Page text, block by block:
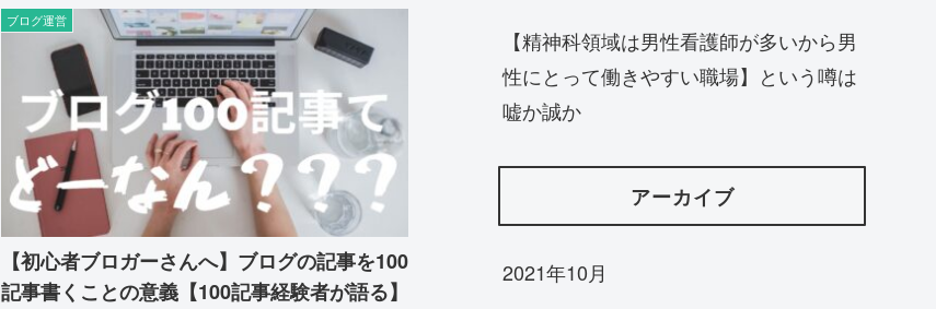
ブログ運営
【初心者ブロガーさんへ】ブログの記事を100
記事書くことの意義【100記事経験者が語る】
【精神科領域は男性看護師が多いから男
性にとって働きやすい職場】という噂は
嘘か誠か
アーカイブ
2021年10月